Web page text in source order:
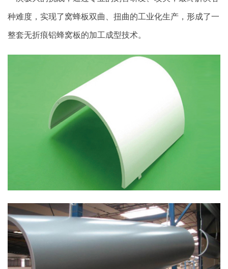
种难度，实现了窝蜂板双曲、扭曲的工业化生产，形成了一
整套无折痕铝蜂窝板的加工成型技术。